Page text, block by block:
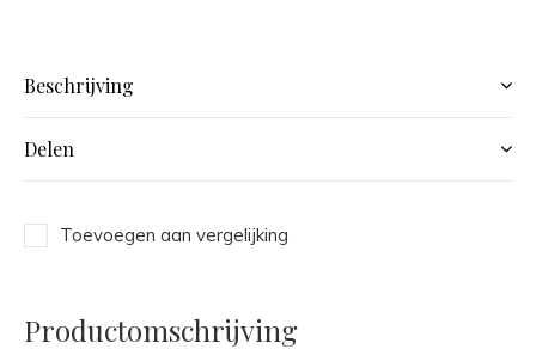
Beschrijving
Delen
Toevoegen aan vergelijking
Productomschrijving